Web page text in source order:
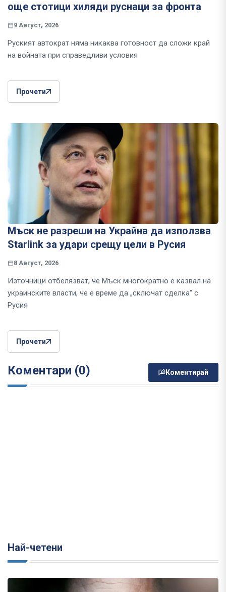
още стотици хиляди руснаци за фронта
9 Август, 2026
Руският автократ няма никаква готовност да сложи край
на войната при справедливи условия
Прочети
Мъск не разреши на Украйна да използва
Starlink за удари срещу цели в Русия
8 Август, 2026
Източници отбелязват, че Мъск многократно е казвал на
украинските власти, че е време да „сключат сделка“ с
Русия
Прочети
Коментари (0) Коментирай
Най-четени